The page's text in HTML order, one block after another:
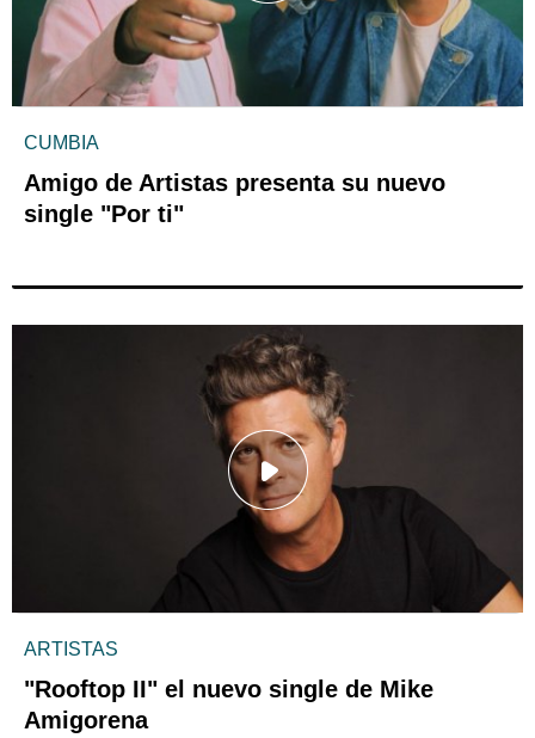
CUMBIA
Amigo de Artistas presenta su nuevo
single "Por ti"
ARTISTAS
"Rooftop II" el nuevo single de Mike
Amigorena